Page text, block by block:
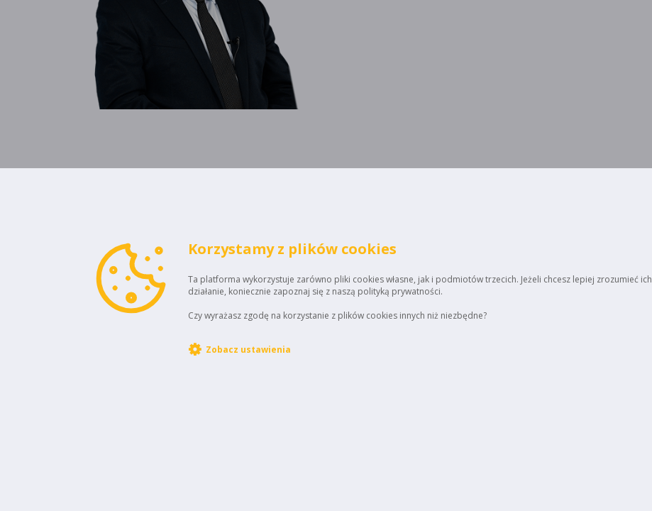
Korzystamy z plików cookies
Ta platforma wykorzystuje zarówno pliki cookies własne, jak i podmiotów trzecich. Jeżeli chcesz lepiej zrozumieć ich
działanie, koniecznie zapoznaj się z naszą polityką prywatności.
Czy wyrażasz zgodę na korzystanie z plików cookies innych niż niezbędne?
Zobacz ustawienia